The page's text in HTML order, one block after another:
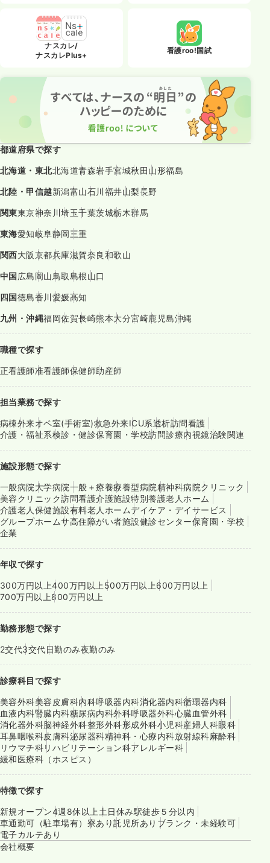
ナスカレ/
ナスカレPlus+
看護roo!国試
都道府県で探す
北海道・東北北海道青森岩手宮城秋田山形福島
北陸・甲信越新潟富山石川福井山梨長野
関東東京神奈川埼玉千葉茨城栃木群馬
東海愛知岐阜静岡三重
関西大阪京都兵庫滋賀奈良和歌山
中国広島岡山鳥取島根山口
四国徳島香川愛媛高知
九州・沖縄福岡佐賀長崎熊本大分宮崎鹿児島沖縄
職種で探す
正看護師准看護師保健師助産師
担当業務で探す
病棟外来オペ室(手術室)救急外来ICU系透析訪問看護
介護・福祉系検診・健診保育園・学校訪問診療内視鏡治験関連
施設形態で探す
一般病院大学病院一般＋療養療養型病院精神科病院クリニック
美容クリニック訪問看護介護施設特別養護老人ホーム
介護老人保健施設有料老人ホームデイケア・デイサービス
グループホームサ高住障がい者施設健診センター保育園・学校
企業
年収で探す
300万円以上400万円以上 500万円以上600万円以上
700万円以上800万円以上
勤務形態で探す
2交代3交代日勤のみ夜勤のみ
診療科目で探す
美容外科美容皮膚科内科呼吸器内科消化器内科循環器内科
血液内科腎臓内科糖尿病内科外科呼吸器外科心臓血管外科
消化器外科脳神経外科整形外科形成外科小児科産婦人科眼科
耳鼻咽喉科皮膚科泌尿器科精神科・心療内科放射線科麻酔科
リウマチ科リハビリテーション科アレルギー科
緩和医療科（ホスピス）
特徴で探す
新規オープン4週8休以上 土日休み駅徒歩５分以内
車通勤可（駐車場有） 寮あり託児所あり ブランク・未経験可
電子カルテあり
会社概要